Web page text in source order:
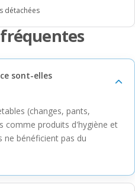
détachées
sont-elles
(changes, pants,
comme produits d'hygiène et
ne bénéficient pas du